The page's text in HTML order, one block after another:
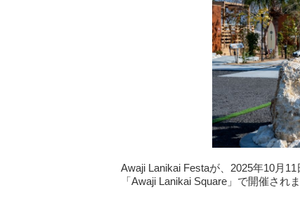
Awaji Lanikai Festaが、2025年10月
「Awaji Lanikai Square」で開催されま